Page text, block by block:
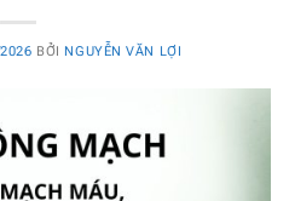
BỞI NGUYỄN VĂN LỢI